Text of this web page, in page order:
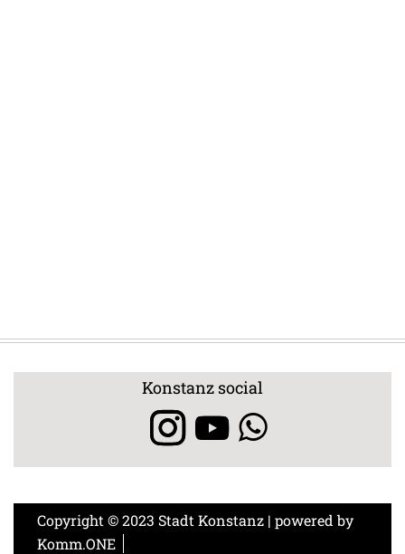
Konstanz social
Copyright © 2023 Stadt Konstanz | powered by
Komm.ONE